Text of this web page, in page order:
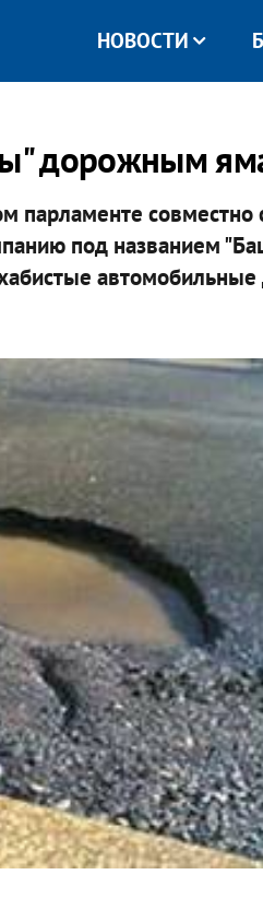
НОВОСТИ
дорожным
парламенте совместно
под названием
автомобильные